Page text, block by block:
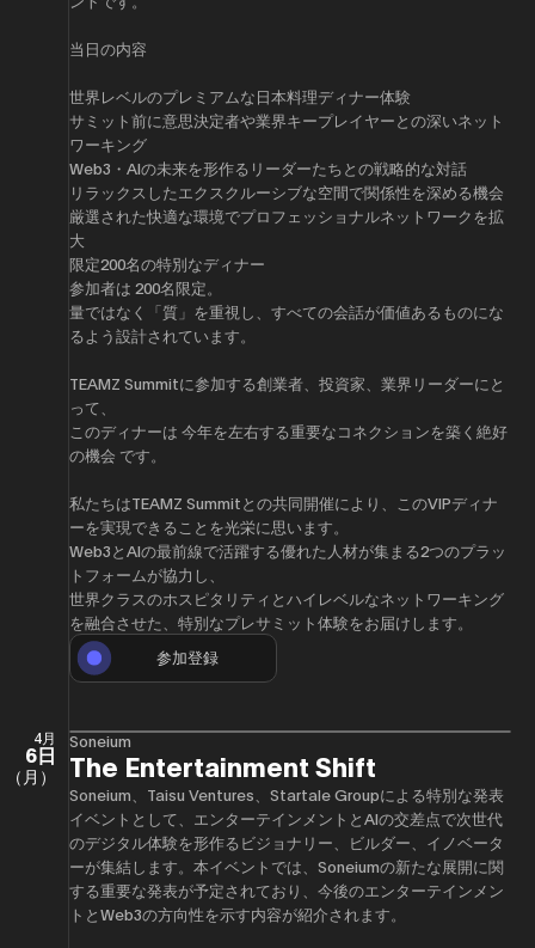
当日の内容
世界レベルのプレミアムな日本料理ディナー体験
サミット前に意思決定者や業界キープレイヤーとの深いネット
ワーキング
Web3・AIの未来を形作るリーダーたちとの戦略的な対話
リラックスしたエクスクルーシブな空間で関係性を深める機会
厳選された快適な環境でプロフェッショナルネットワークを拡
大
限定200名の特別なディナー
参加者は 200名限定。
量ではなく「質」を重視し、すべての会話が価値あるものにな
るよう設計されています。
TEAMZ Summitに参加する創業者、投資家、業界リーダーにと
って、
このディナーは 今年を左右する重要なコネクションを築く絶好
の機会 です。
私たちはTEAMZ Summitとの共同開催により、このVIPディナ
ーを実現できることを光栄に思います。
Web3とAIの最前線で活躍する優れた人材が集まる2つのプラッ
トフォームが協力し、
世界クラスのホスピタリティとハイレベルなネットワーキング
を融合させた、特別なプレサミット体験をお届けします。
参加登録
4月
6日
（月）
Soneium
The Entertainment Shift
Soneium、Taisu Ventures、Startale Groupによる特別な発表
イベントとして、エンターテインメントとAIの交差点で次世代
のデジタル体験を形作るビジョナリー、ビルダー、イノベータ
ーが集結します。本イベントでは、Soneiumの新たな展開に関
する重要な発表が予定されており、今後のエンターテインメン
トとWeb3の方向性を示す内容が紹介されます。